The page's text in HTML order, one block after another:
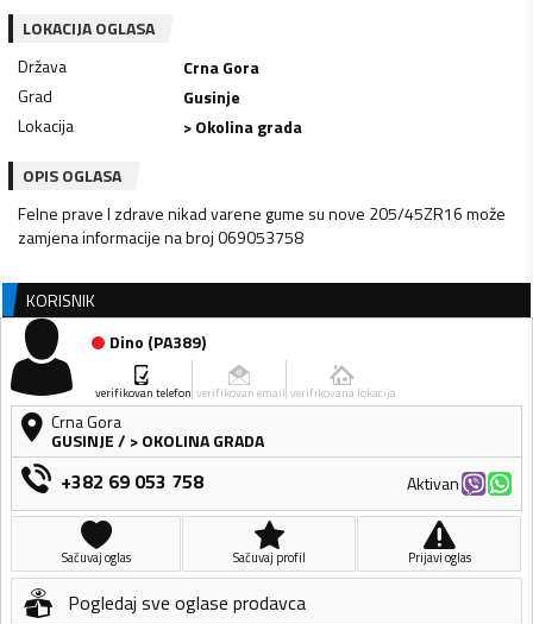
LOKACIJA OGLASA
Država
Crna Gora
Grad
Gusinje
Lokacija
> Okolina grada
OPIS OGLASA
Felne prave I zdrave nikad varene gume su nove 205/45ZR16 može
zamjena informacije na broj 069053758
KORISNIK
Dino (PA389)
verifikovan telefon verifikovan email verifikovana lokacija
Crna Gora
GUSINJE/ > OKOLINA GRADA
+382 69 053 758 Aktivan
Sačuvaj oglas Sačuvaj profil Prijavi oglas
Pogledaj sve oglase prodavca